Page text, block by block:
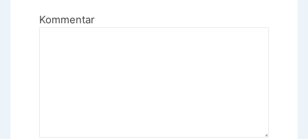
Kommentar